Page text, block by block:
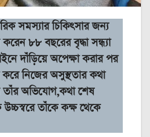
সমস্যার চিকিৎসার জন্য
৮৮ বছরের বৃদ্ধা সন্ধ্যা
দাঁড়িয়ে অপেক্ষা করার পর
করে নিজের অসুস্থতার কথা
তাঁর অভিযোগ,কথা শেষ
তাঁকে কক্ষ থেকে